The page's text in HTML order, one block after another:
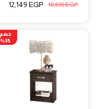
18,690EGP
12,149 EGP
خصم
35%